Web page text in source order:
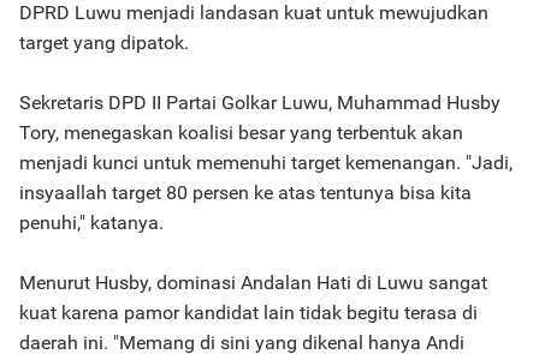
DPRD Luwu menjadi landasan kuat untuk mewujudkan
target yang dipatok.
Sekretaris DPD II Partai Golkar Luwu, Muhammad Husby
Tory, menegaskan koalisi besar yang terbentuk akan
menjadi kunci untuk memenuhi target kemenangan. "Jadi,
insyaallah target 80 persen ke atas tentunya bisa kita
penuhi," katanya.
Menurut Husby, dominasi Andalan Hati di Luwu sangat
kuat karena pamor kandidat lain tidak begitu terasa di
daerah ini. "Memang di sini yang dikenal hanya Andi